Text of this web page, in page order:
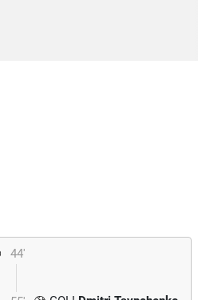
44'